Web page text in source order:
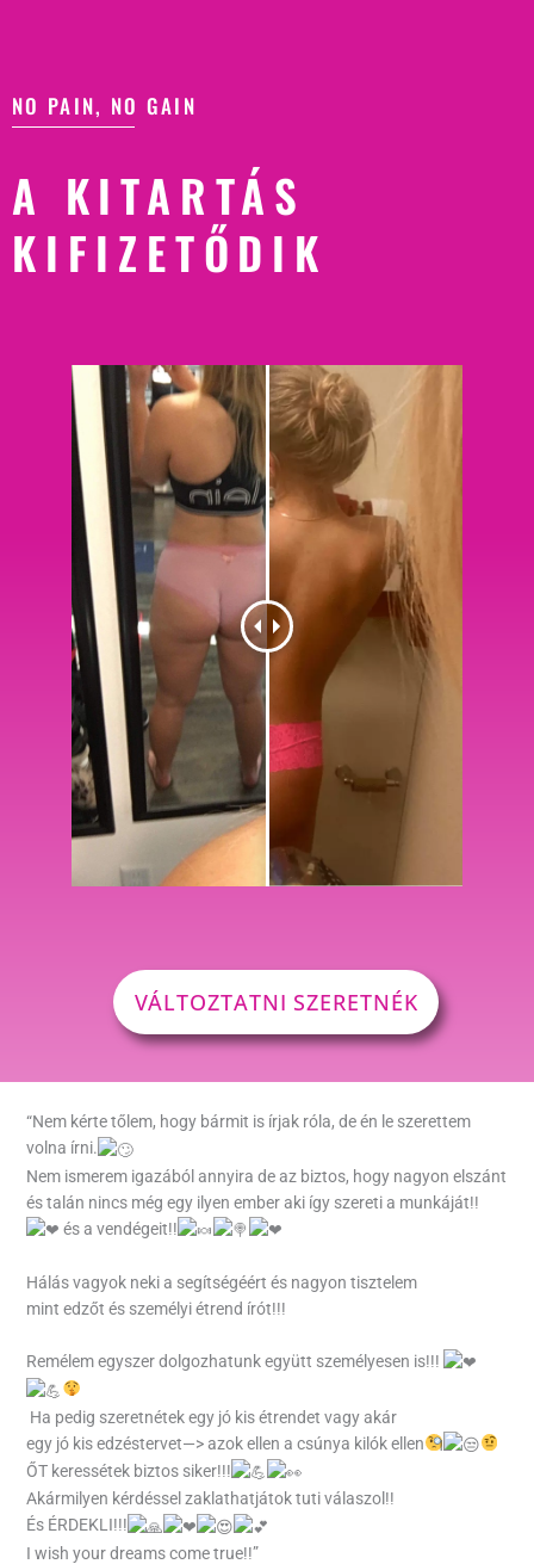
NO PAIN, NO GAIN
A KITARTÁS
KIFIZETŐDIK
VÁLTOZTATNI SZERETNÉK
“Nem kérte tőlem, hogy bármit is írjak róla, de én le szerettem
volna írni.
Nem ismerem igazából annyira de az biztos, hogy nagyon elszánt
és talán nincs még egy ilyen ember aki így szereti a munkáját!!
️️️ és a vendégeit!!
Hálás vagyok neki a segítségéért és nagyon tisztelem
mint edzőt és személyi étrend írót!!!
Remélem egyszer dolgozhatunk együtt személyesen is!!!
Ha pedig szeretnétek egy jó kis étrendet vagy akár
egy jó kis edzéstervet—> azok ellen a csúnya kilók ellen
ŐT keressétek biztos siker!!!
Akármilyen kérdéssel zaklathatjátok tuti válaszol!!
És ÉRDEKLI!!!
I wish your dreams come true!!”